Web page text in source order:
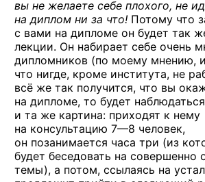
вы не желаете себе плохого, не
на диплом ни за что! Потому что
с вами на дипломе он будет так
лекции. Он набирает себе очень
дипломников (по моему мнению,
что нигде, кроме института, не
всё же так получится, что вы
на дипломе, то будет
и та же картина: приходят к нему
на консультацию 7—8 человек,
он позанимается часа три (из
будет беседовать на совершенно
темы), а потом, ссылаясь на